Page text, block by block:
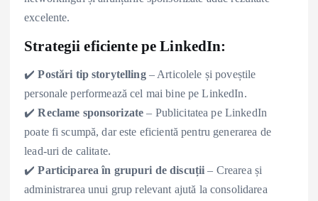
excelente.
Strategii eficiente pe LinkedIn:
✔️Postări tip storytelling– Articolele și poveștile
personale performează cel mai bine pe LinkedIn.
✔️Reclame sponsorizate – Publicitatea pe LinkedIn
poate fi scumpă, dar este eficientă pentru generarea de
lead-uri de calitate.
✔️Participarea în grupuri de discuții – Crearea și
administrarea unui grup relevant ajută la consolidarea